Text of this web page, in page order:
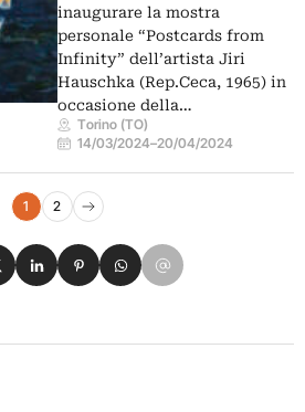
inaugurare la mostra
personale “Postcards from
Infinity” dell’artista Jiri
Hauschka (Rep.Ceca, 1965) in
occasione della…
Torino (TO)
14/03/2024–20/04/2024
1 2
Pagina successiva
su Facebook
su X
Condividi su LinkedIn
Condividi su Pinterest
Condividi su WhatsApp
Condividi su Email